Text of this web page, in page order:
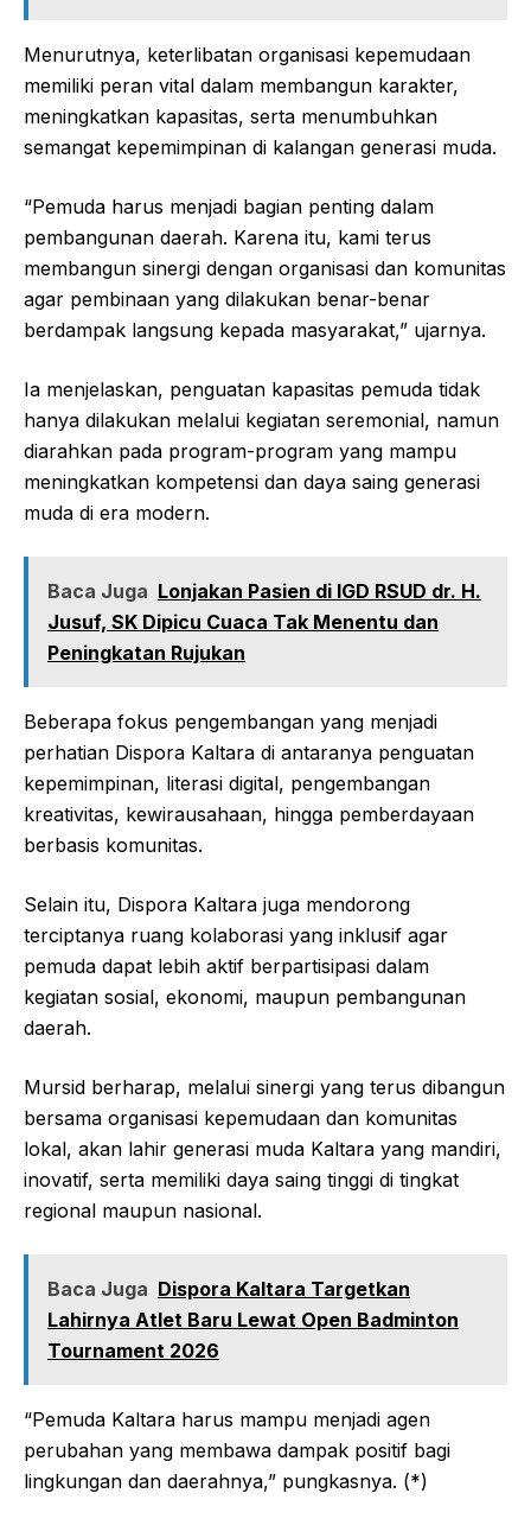
Menurutnya, keterlibatan organisasi kepemudaan
memiliki peran vital dalam membangun karakter,
meningkatkan kapasitas, serta menumbuhkan
semangat kepemimpinan di kalangan generasi muda.
“Pemuda harus menjadi bagian penting dalam
pembangunan daerah. Karena itu, kami terus
membangun sinergi dengan organisasi dan komunitas
agar pembinaan yang dilakukan benar-benar
berdampak langsung kepada masyarakat,” ujarnya.
Ia menjelaskan, penguatan kapasitas pemuda tidak
hanya dilakukan melalui kegiatan seremonial, namun
diarahkan pada program-program yang mampu
meningkatkan kompetensi dan daya saing generasi
muda di era modern.
Baca Juga Lonjakan Pasien di IGD RSUD dr. H.
Jusuf, SK Dipicu Cuaca Tak Menentu dan
Peningkatan Rujukan
Beberapa fokus pengembangan yang menjadi
perhatian Dispora Kaltara di antaranya penguatan
kepemimpinan, literasi digital, pengembangan
kreativitas, kewirausahaan, hingga pemberdayaan
berbasis komunitas.
Selain itu, Dispora Kaltara juga mendorong
terciptanya ruang kolaborasi yang inklusif agar
pemuda dapat lebih aktif berpartisipasi dalam
kegiatan sosial, ekonomi, maupun pembangunan
daerah.
Mursid berharap, melalui sinergi yang terus dibangun
bersama organisasi kepemudaan dan komunitas
lokal, akan lahir generasi muda Kaltara yang mandiri,
inovatif, serta memiliki daya saing tinggi di tingkat
regional maupun nasional.
Baca Juga Dispora Kaltara Targetkan
Lahirnya Atlet Baru Lewat Open Badminton
Tournament 2026
“Pemuda Kaltara harus mampu menjadi agen
perubahan yang membawa dampak positif bagi
lingkungan dan daerahnya,” pungkasnya. (*)